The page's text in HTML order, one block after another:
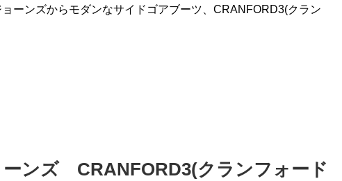
ーンズからモダンなサイドゴアブーツ、CRANFORD3(クラン
ンズ CRANFORD3(クランフォード